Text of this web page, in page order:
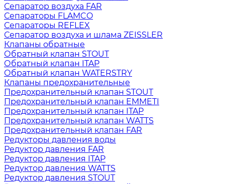
Сепаратор воздуха FAR
Сепараторы FLAMCO
Сепараторы REFLEX
Сепаратор воздуха и шлама ZEISSLER
Клапаны обратные
Обратный клапан STOUT
Обратный клапан ITAP
Обратный клапан WATERSTRY
Клапаны предохранительные
Предохранительный клапан STOUT
Предохранительный клапан EMMETI
Предохранительный клапан ITAP
Предохранительный клапан WATTS
Предохранительный клапан FAR
Редукторы давления воды
Редуктор давления FAR
Редуктор давления ITAP
Редуктор давления WATTS
Редуктор давления STOUT